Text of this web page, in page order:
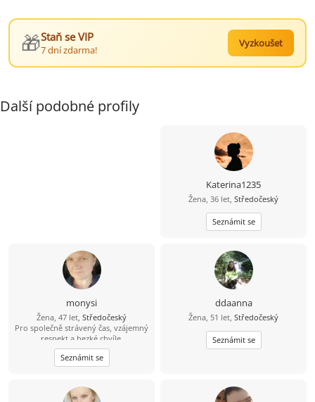
🎁Staň se VIP
7 dní zdarma!
Vyzkoušet
Další podobné profily
Katerina1235
Žena, 36 let, Středočeský
Seznámit se
monysi
Žena, 47 let, Středočeský
Pro společně strávený čas, vzájemný
respekt a hezké chvíle.
Mladoboleslavsko - Nymbursko. Jen
nekuřák se zájmem vybudovat
postupně vážný vztah.
Seznámit se
ddaanna
Žena, 51 let, Středočeský
Seznámit se